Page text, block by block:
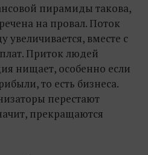
пирамиды такова,
на провал. Поток
увеличивается, вместе с
Приток людей
нищает, особенно если
то есть бизнеса.
перестают
прекращаются